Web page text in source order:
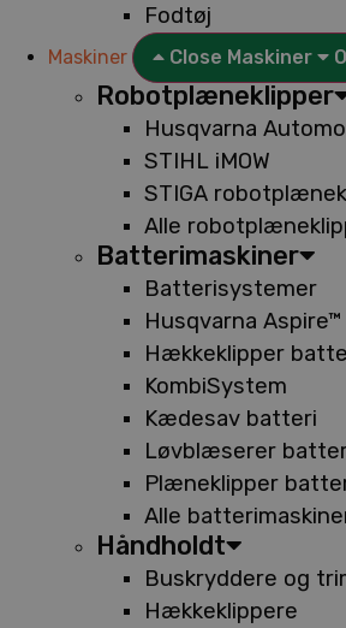
Fodtøj
Maskiner Close Maskiner
Robotplæneklipper
Husqvarna
STIHL iMOW
STIGA
Alle
Batterimaskiner
Batterisystemer
Husqvarna Aspire™
Hækkeklipper
KombiSystem
Kædesav batteri
Løvblæserer
Plæneklipper
Alle
Håndholdt
Buskryddere og
Hækkeklippere